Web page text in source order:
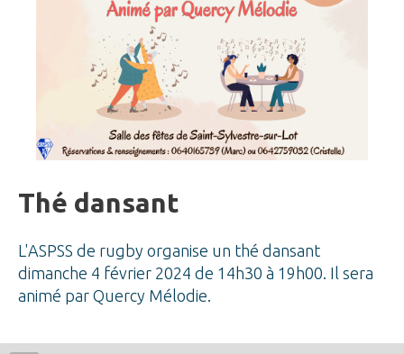
Thé dansant
L'ASPSS de rugby organise un thé dansant
dimanche 4 février 2024 de 14h30 à 19h00. Il sera
animé par Quercy Mélodie.